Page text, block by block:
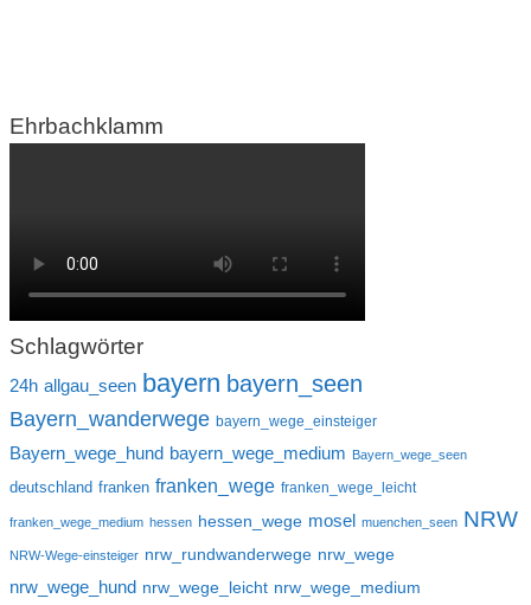
Ehrbachklamm
Schlagwörter
24h allgau_seen bayern bayern_seen
Bayern_wanderwege bayern_wege_einsteiger
Bayern_wege_hund bayern_wege_medium Bayern_wege_seen
deutschland franken franken_wege franken_wege_leicht
franken_wege_medium hessen hessen_wege mosel muenchen_seen NRW
NRW-Wege-einsteiger nrw_rundwanderwege nrw_wege
nrw_wege_hund nrw_wege_leicht nrw_wege_medium